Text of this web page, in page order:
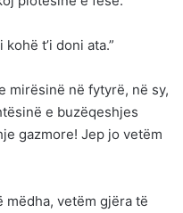
t’i doni ata.”
mirësinë në fytyrë, në sy,
e buzëqeshjes
gazmore! Jep jo vetëm
mëdha, vetëm gjëra të